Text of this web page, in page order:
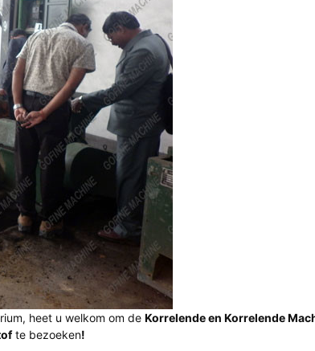
heet u welkom om de Korrelende en Korrelende
te bezoeken!